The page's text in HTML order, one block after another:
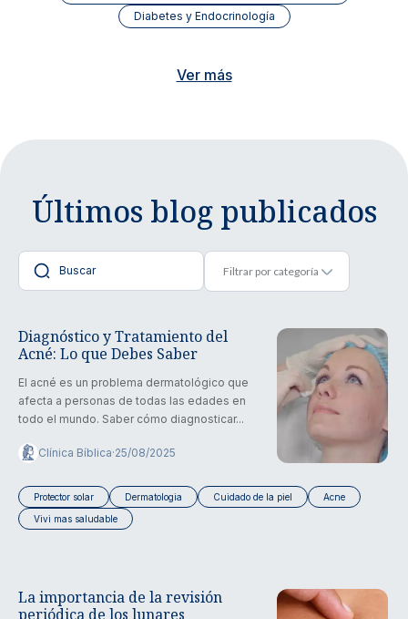
Diabetes y Endocrinología
Ver más
Últimos blog publicados
Diagnóstico y Tratamiento del
Acné: Lo que Debes Saber
El acné es un problema dermatológico que
afecta a personas de todas las edades en
todo el mundo. Saber cómo diagnosticar...
Clínica Bíblica·25/08/2025
Protector solar Dermatologia Cuidado de la piel
Acne
Vivi mas saludable
La importancia de la revisión
periódica de los lunares